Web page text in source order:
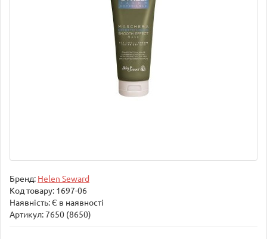
Бренд: Helen Seward
Код товару: 1697-06
Наявність: Є в наявності
Артикул: 7650 (8650)